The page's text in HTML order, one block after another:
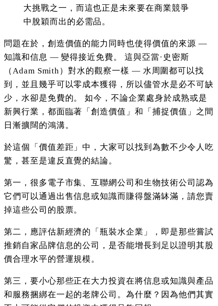
大挑戰之一，而這也正是未來要在商業競爭
中脫穎而出的必需品。
問題在於，創造價值的能力同時也使得價值的來源 —
知識和信息 — 變得接近免費。 這與亞當·史密斯
（Adam Smith）對水的觀察一樣 — 水周圍都可以找
到，並且幾乎可以零成本獲得，所以儘管水是必不可缺
少，水卻是免費的。 如今，不論企業處身於成熟或是
新興行業，都面臨著「創造價值」和「捕捉價值」之間
日漸擴闊的鴻溝。
於這個「價值差距」中，大家可以找到為數不少令人吃
驚，甚至是違反直覺的結論。
第一，很多電子市集、互聯網公司和生物技術公司認為
它們可以通過出售信息或知識而賺得盤滿缽滿，請您賣
掉這些公司的股票。
第二，應評估新經濟的「瓶裝水企業」，即是那些嘗試
推銷自家品牌信息的公司，是否能增長到足以證明其股
價合理水平的營運規模。
第三，要小心那些正在大力投資在將信息或知識與產品
和服務捆綁在一起的老牌公司。為什麼？因為他們其實